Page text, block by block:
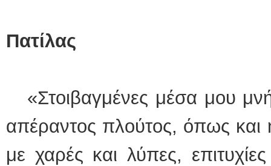
Πατίλας
«Στοιβαγμένες μέσα μου
απέραντος πλούτος, όπως
με χαρές και λύπες,